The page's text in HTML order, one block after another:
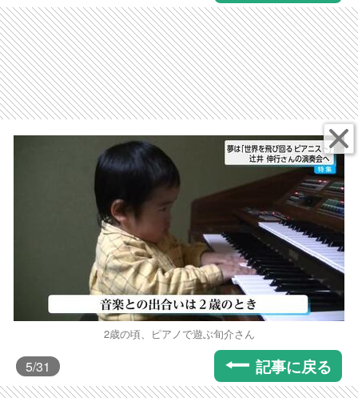
2歳の頃、ピアノで遊ぶ旬介さん
5/31 記事に戻る